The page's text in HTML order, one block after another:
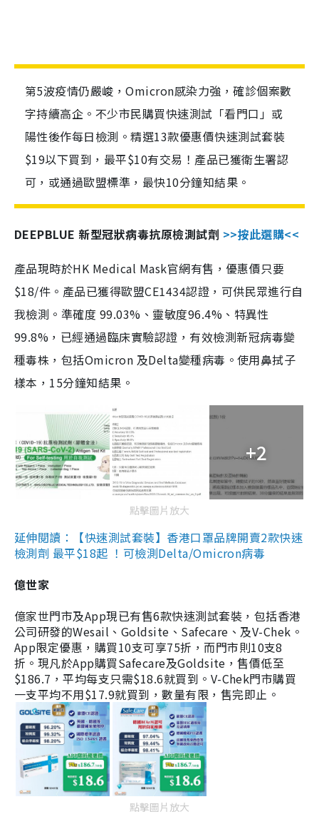
第5波疫情仍嚴峻，Omicron感染力強，確診個案數
字持續高企。不少市民購買快速測試「看門口」或
陽性後作每日檢測。精選13款優惠價快速測試套裝
$19以下買到，最平$10有交易！產品已獲衛生署認
可，或通過歐盟標準，最快10分鐘知結果。
DEEPBLUE 新型冠狀病毒抗原檢測試劑 >>按此選購<<
產品現時於HK Medical Mask官網有售，優惠價只要
$18/件。產品已獲得歐盟CE1434認證，可供民眾進行自
我檢測。準確度 99.03%、靈敏度96.4%、特異性
99.8%，已經通過臨床實驗認證，有效檢測新冠病毒變
種毒株，包括Omicron 及Delta變種病毒。使用鼻拭子
樣本，15分鐘知結果。
+2
點擊圖片放大
延伸閱讀：【快速測試套裝】香港口罩品牌開賣2款快速
檢測劑 最平$18起 ！可檢測Delta/Omicron病毒
億世家
億家世門市及App現已有售6款快速測試套裝，包括香港
公司研發的Wesail、Goldsite、Safecare、及V-Chek。
App限定優惠，購買10支可享75折，而門市則10支8
折。現凡於App購買Safecare及Goldsite，售價低至
$186.7，平均每支只需$18.6就買到。V-Chek門市購買
一支平均不用$17.9就買到，數量有限，售完即止。
點擊圖片放大